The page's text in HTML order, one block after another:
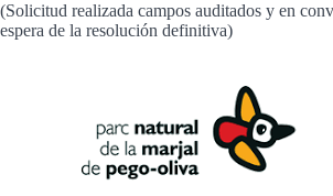
(Solicitud realizada campos auditados y en
espera de la resolución definitiva)